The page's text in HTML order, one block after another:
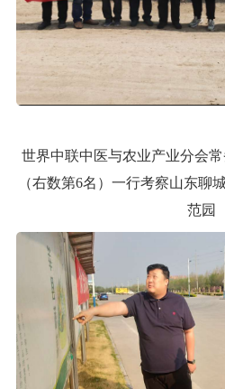
世界中联中医与农业产业分会
（右数第6名）一行考察山东聊
范园